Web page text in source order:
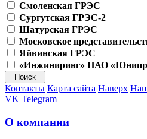
Смоленская ГРЭС
Сургутская ГРЭС-2
Шатурская ГРЭС
Московское
Яйвинская ГРЭС
«Инжиниринг» ПАО
Контакты Карта сайта Наверх
VK Telegram
О компании